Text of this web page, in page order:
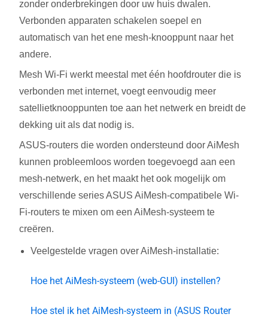
zonder onderbrekingen door uw huis dwalen.
Verbonden apparaten schakelen soepel en
automatisch van het ene mesh-knooppunt naar het
andere.
Mesh Wi-Fi werkt meestal met één hoofdrouter die is
verbonden met internet, voegt eenvoudig meer
satellietknooppunten toe aan het netwerk en breidt de
dekking uit als dat nodig is.
ASUS-routers die worden ondersteund door AiMesh
kunnen probleemloos worden toegevoegd aan een
mesh-netwerk, en het maakt het ook mogelijk om
verschillende series ASUS AiMesh-compatibele Wi-
Fi-routers te mixen om een AiMesh-systeem te
creëren.
Veelgestelde vragen over AiMesh-installatie:
Hoe het AiMesh-systeem (web-GUI) instellen?
Hoe stel ik het AiMesh-systeem in (ASUS Router